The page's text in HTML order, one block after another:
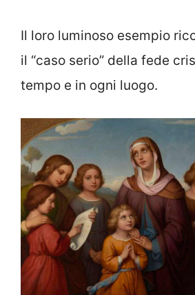
Il loro luminoso esempio
il “caso serio” della fede
tempo e in ogni luogo.